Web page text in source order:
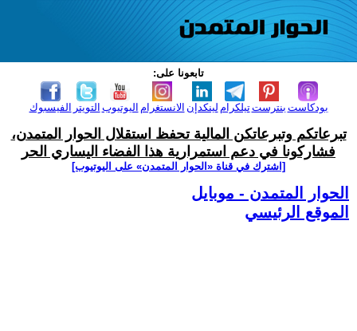
تابعونا على:
الفيسبوك التويتر اليوتيوب الانستغرام لينكدإن تيلكرامبنترست بودكاست
تبرعاتكم وتبرعاتكن المالية تحفظ استقلال الحوار المتمدن،
فشاركونا في دعم استمرارية هذا الفضاء اليساري الحر
[اشترك في قناة ‫«الحوار المتمدن» على اليوتيوب]
الحوار المتمدن - موبايل
الموقع الرئيسي